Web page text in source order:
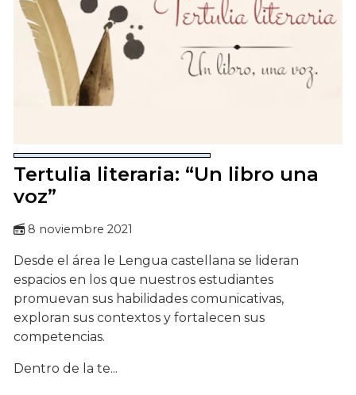
Tertulia literaria: “Un libro una
voz”
8 noviembre 2021
Desde el área le Lengua castellana se lideran
espacios en los que nuestros estudiantes
promuevan sus habilidades comunicativas,
exploran sus contextos y fortalecen sus
competencias.
Dentro de la te...